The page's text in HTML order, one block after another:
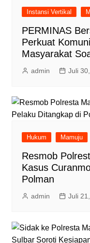
Instansi Vertikal
PERMINAS
Perkuat
Masyarakat
admin Juli
Hukum Mamuju
Resmob
Kasus
Polman
admin Juli